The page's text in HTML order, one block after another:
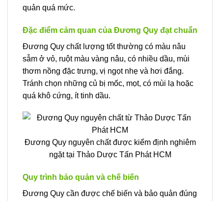
quản quá mức.
Đặc điểm cảm quan của Đương Quy đạt chuẩn
Đương Quy chất lượng tốt thường có màu nâu
sẫm ở vỏ, ruột màu vàng nâu, có nhiều dầu, mùi
thơm nồng đặc trưng, vị ngọt nhẹ và hơi đắng.
Tránh chọn những củ bị mốc, mọt, có mùi lạ hoặc
quá khô cứng, ít tinh dầu.
Đương Quy nguyên chất được kiểm định nghiêm
ngặt tại Thảo Dược Tấn Phát HCM
Quy trình bảo quản và chế biến
Đương Quy cần được chế biến và bảo quản đúng